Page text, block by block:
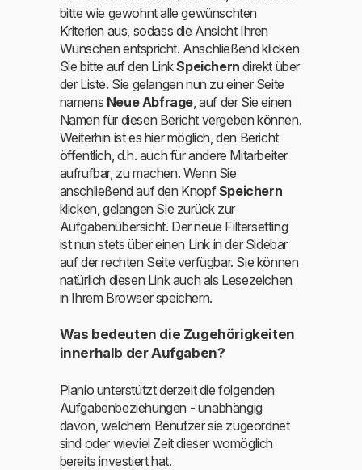
bitte wie gewohnt alle gewünschten
Kriterien aus, sodass die Ansicht Ihren
Wünschen entspricht. Anschließend klicken
Sie bitte auf den LinkSpeichern direkt über
der Liste. Sie gelangen nun zu einer Seite
namens Neue Abfrage, auf der Sie einen
Namen für diesen Bericht vergeben können.
Weiterhin ist es hier möglich, den Bericht
öffentlich, d.h. auch für andere Mitarbeiter
aufrufbar, zu machen. Wenn Sie
anschließend auf den KnopfSpeichern
klicken, gelangen Sie zurück zur
Aufgabenübersicht. Der neue Filtersetting
ist nun stets über einen Link in der Sidebar
auf der rechten Seite verfügbar. Sie können
natürlich diesen Link auch als Lesezeichen
in Ihrem Browser speichern.
Was bedeuten die Zugehörigkeiten
innerhalb der Aufgaben?
Planio unterstützt derzeit die folgenden
Aufgabenbeziehungen - unabhängig
davon, welchem Benutzer sie zugeordnet
sind oder wieviel Zeit dieser womöglich
bereits investiert hat.